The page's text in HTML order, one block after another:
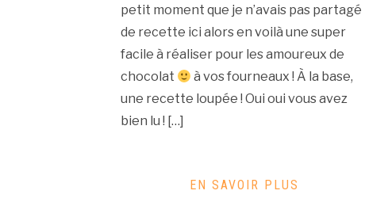
petit moment que je n’avais pas partagé
de recette ici alors en voilà une super
facile à réaliser pour les amoureux de
chocolat
à vos fourneaux ! À la base,
une recette loupée ! Oui oui vous avez
bien lu ! […]
EN SAVOIR PLUS